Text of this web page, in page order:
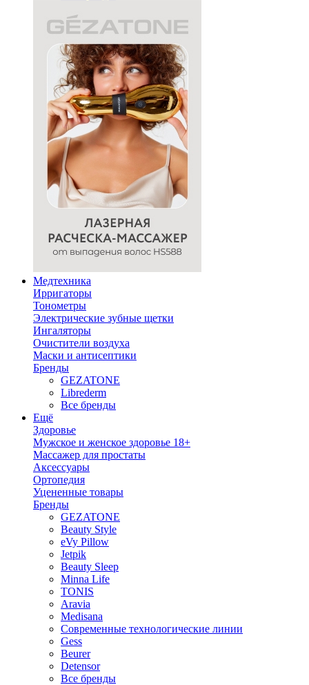
Медтехника
Ирригаторы
Тонометры
Электрические зубные щетки
Ингаляторы
Очистители воздуха
Маски и антисептики
Бренды
GEZATONE
Librederm
Все бренды
Ещё
Здоровье
Мужское и женское здоровье 18+
Массажер для простаты
Аксессуары
Ортопедия
Уцененные товары
Бренды
GEZATONE
Beauty Style
eVy Pillow
Jetpik
Beauty Sleep
Minna Life
TONIS
Aravia
Medisana
Современные технологические линии
Gess
Beurer
Detensor
Все бренды